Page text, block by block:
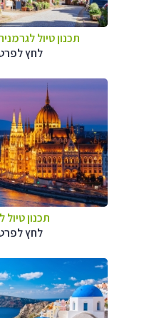
תכנון טיול
לחץ
תכנון טיול
לחץ